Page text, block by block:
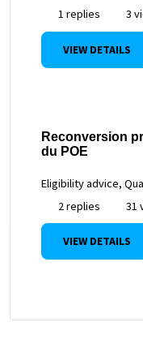
1 replies
3
VIEW DETAILS
Reconversion
du POE
Eligibility advice,
2 replies
31
VIEW DETAILS